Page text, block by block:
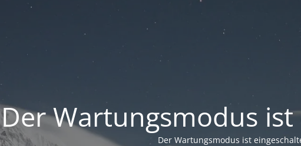
Der Wartungsmodus
Der Wartungsmodus ist